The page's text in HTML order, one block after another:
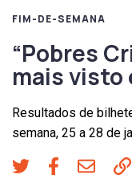
FIM-DE-SEMANA
“Pobres
mais visto
Resultados de
semana, 25 a 28 de